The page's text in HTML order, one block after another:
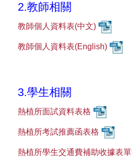
2.教師相關
教師個人資料表(中文)
教師個人資料表(English)
3.學生相關
熱植所面試資料表格
熱植所考試推薦函表格
熱植所學生交通費補助收據表單